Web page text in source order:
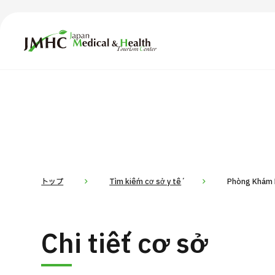
Trung tâm Du lịch Y tế & Sức khỏe Nhật Bản (JMHC)
Quy trình khám chữa bệnh
Chương trình
Tìm theo bộ phận / bệnh
トップ Tìm kiếm cơ sở y tế Phòng
Chi tiết cơ sở